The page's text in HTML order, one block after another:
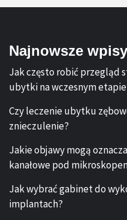
Najnowsze wpisy
Jak często robić przegląd
ubytki na wczesnym
Czy leczenie ubytku
znieczulenie?
Jakie objawy mogą
kanałowe pod
Jak wybrać gabinet do
implantach?